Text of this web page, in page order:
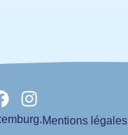
Mentions légales